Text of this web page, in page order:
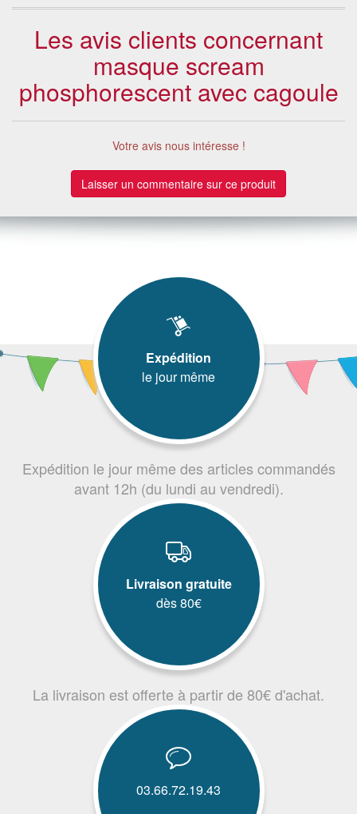
Les avis clients concernant
masque scream
phosphorescent avec cagoule
Votre avis nous intéresse !
Laisser un commentaire sur ce produit
Expédition
le jour même
Expédition le jour même des articles commandés
avant 12h (du lundi au vendredi).
Livraison gratuite
dès 80€
La livraison est offerte à partir de 80€ d'achat.
03.66.72.19.43